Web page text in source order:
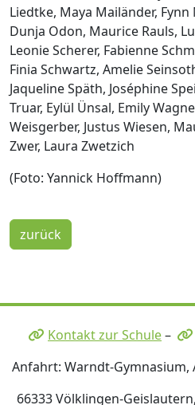
Liedtke, Maya Mailänder,
Dunja Odon, Maurice Rauls,
Leonie Scherer, Fabienne
Finia Schwartz, Amelie
Jaqueline Späth, Joséphine
Truar, Eylül Ünsal, Emily
Weisgerber, Justus Wiesen,
Zwer, Laura Zwetzich
(Foto: Yannick Hoffmann)
zurück
Kontakt zur Schule–
Anfahrt: Warndt-Gymnasium,
66333 Völklingen-